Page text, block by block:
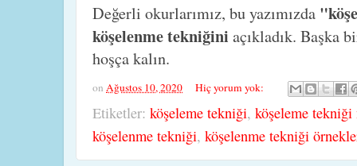
Değerli okurlarımız, bu yazımızda
köşelenme tekniğini açıkladık. Başka
hoşça kalın.
on Ağustos 10, 2020 Hiç yorum yok:
Etiketler: köşeleme tekniği, köşeleme tekniği
köşelenme tekniği, köşelenme tekniği